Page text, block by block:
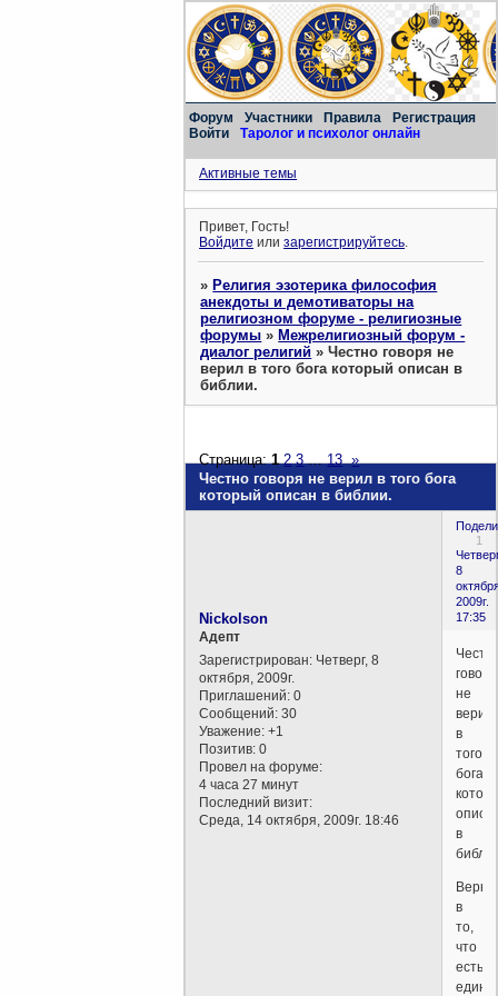
Форум Участники Правила
Регистрация
Войти
Таролог и психолог онлайн
Активные темы
Привет, Гость!
Войдите илизарегистрируйтесь.
»Религия эзотерика философия
анекдоты и демотиваторы на
религиозном форуме - религиозные
форумы »Межрелигиозный форум -
диалог религий »Честно говоря не
верил в того бога который описан в
библии.
Честно говоря не верил в того бога
который описан в библии.
Страница:1 2 3 … 13 »
1
8
2009г.
17:35
Nickolson
Aдепт
Зарегистрирован: Четверг, 8
октября, 2009г.
Приглашений: 0
Сообщений: 30
Уважение: +1
Позитив: 0
Провел на форуме:
4 часа 27 минут
Последний визит:
Среда, 14 октября, 2009г. 18:46
говоря
не
верил
в
того
бога
в
Верю
в
то,
что
есть